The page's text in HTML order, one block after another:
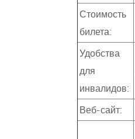
Стоимость
билета:
Удобства
для
инвалидов:
Веб-сайт: